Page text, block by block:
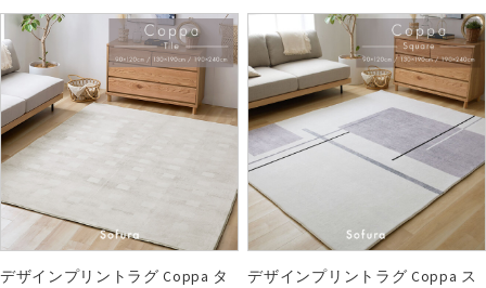
デザインプリントラグ Coppa タ
デザインプリントラグ Coppa ス